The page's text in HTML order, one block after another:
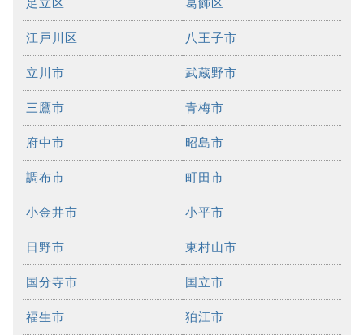
足立区 葛飾区
江戸川区 八王子市
立川市 武蔵野市
三鷹市 青梅市
府中市 昭島市
調布市 町田市
小金井市 小平市
日野市 東村山市
国分寺市 国立市
福生市 狛江市